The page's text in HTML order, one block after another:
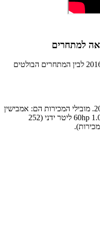
השוואת רמות הגימור של סקודה סיטיגו 2016 לבין המתחרים הבולטים
648 רכבי סקודה סיטיגו נמכרו בשנת 2016. מובילי המכירות הם: אמבישין
60hp 1.0 ליטר (356 מכירות), אמבישין 60hp 1.0 ליטר ידני (252